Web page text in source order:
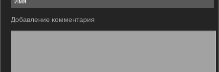
Добавление комментария